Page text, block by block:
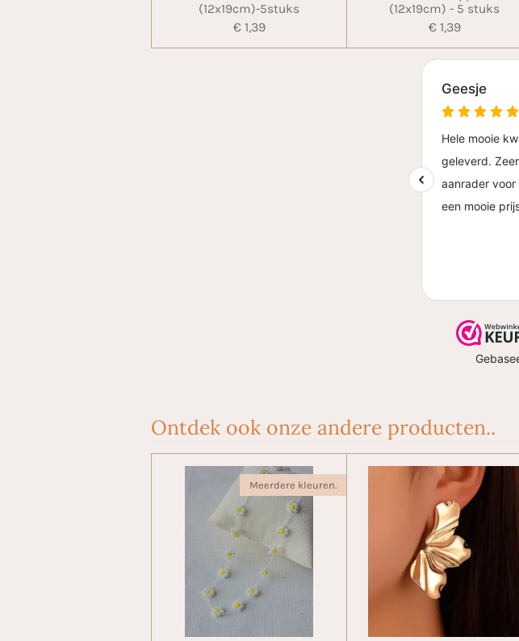
(12x19cm)-5stuks
€ 1,39
(12x19cm) - 5 stuks
€ 1,39
Ontdek ook onze andere producten..
Meerdere kleuren.